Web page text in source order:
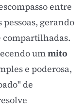
entre
gerando
compartilhadas.
ummito
e poderosa,
de